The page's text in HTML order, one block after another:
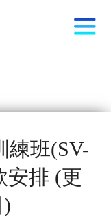
練班(SV-
安排 (更